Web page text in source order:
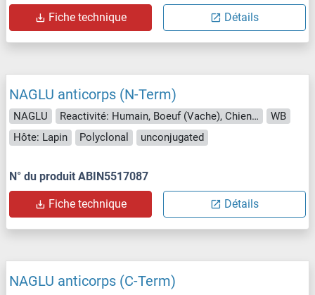
Fiche technique Détails
NAGLU anticorps (N-Term)
NAGLU Reactivité: Humain, Boeuf (Vache), Chien, Porc
WB
Hôte: Lapin
Polyclonal unconjugated
N° du produit ABIN5517087
Fiche technique Détails
NAGLU anticorps (C-Term)